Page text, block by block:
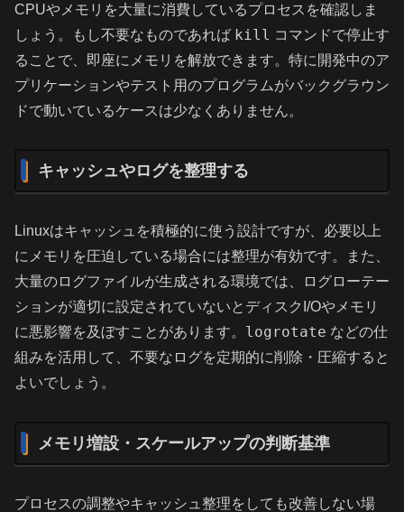
CPUやメモリを大量に消費しているプロセスを確認しま
しょう。もし不要なものであれば kill コマンドで停止す
ることで、即座にメモリを解放できます。特に開発中のア
プリケーションやテスト用のプログラムがバックグラウン
ドで動いているケースは少なくありません。
キャッシュやログを整理する
Linuxはキャッシュを積極的に使う設計ですが、必要以上
にメモリを圧迫している場合には整理が有効です。また、
大量のログファイルが生成される環境では、ログローテー
ションが適切に設定されていないとディスクI/Oやメモリ
に悪影響を及ぼすことがあります。 logrotate などの仕
組みを活用して、不要なログを定期的に削除・圧縮すると
よいでしょう。
メモリ増設・スケールアップの判断基準
プロセスの調整やキャッシュ整理をしても改善しない場